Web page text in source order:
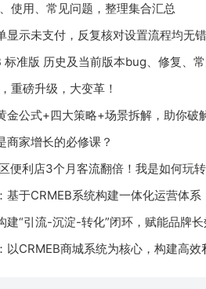
使用、常见问题，整理集合汇总
显示未支付，反复核对设置流程均无
标准版 历史及当前版本bug、修复、
重磅升级，大变革！
金公式+四大策略+场景拆解，助你破
商家增长的必修课？
便利店3个月客流翻倍！我是如何玩
基于CRMEB系统构建一体化运营体系
建“引流-沉淀-转化”闭环，赋能品牌
以CRMEB商城系统为核心，构建高效